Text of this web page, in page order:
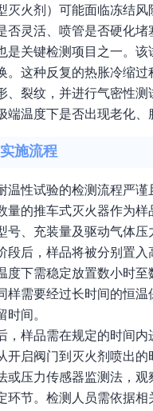
灭火剂）可能面临冻结
否灵活、喷管是否硬化堵
是关键检测项目之一。
。这种反复的热胀冷缩
、裂纹，并进行气密性
端温度下是否出现老化、
施流程
温性试验的检测流程严
量的推车式灭火器作为
号、充装量及驱动气体压
段后，样品将被分别置
度下需稳定放置数小时
样需要经过长时间的恒
时间。
，样品需在规定的时间
开启阀门到灭火剂喷出
或压力传感器监测法，观
环节。检测人员需依据